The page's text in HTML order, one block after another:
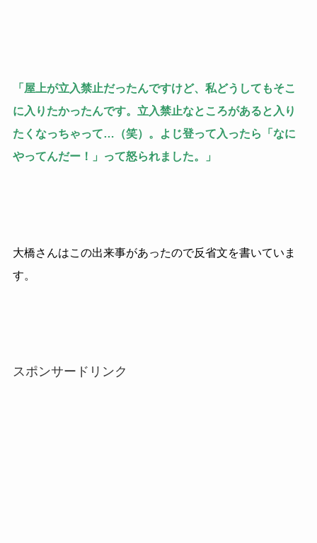
「屋上が立入禁止だったんですけど、私どうしてもそこ
に入りたかったんです。立入禁止なところがあると入り
たくなっちゃって…（笑）。よじ登って入ったら「なに
やってんだー！」って怒られました。」
大橋さんはこの出来事があったので反省文を書いていま
す。
スポンサードリンク